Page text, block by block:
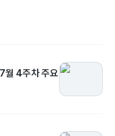
월 4주차 주요